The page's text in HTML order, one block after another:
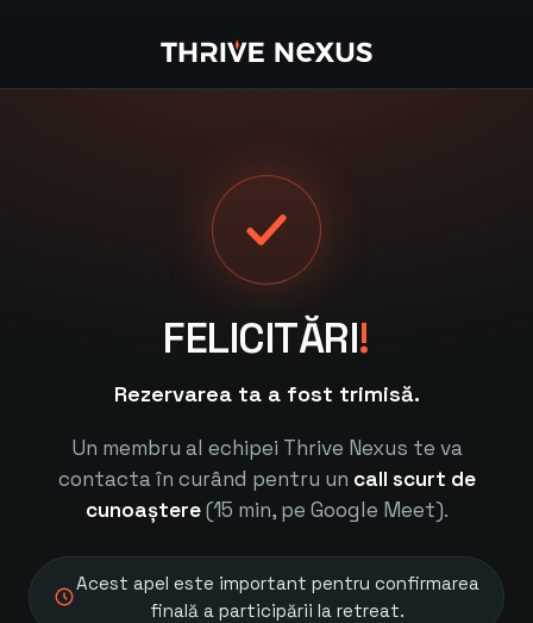
FELICITĂRI!
Rezervarea ta a fost trimisă.
Un membru al echipei Thrive Nexus te va
contacta în curând pentru un call scurt de
cunoaștere(15 min, pe Google Meet).
Acest apel este important pentru confirmarea
finală a participării la retreat.